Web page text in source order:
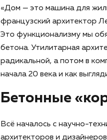
«Дом — это машина для
французский архитектор
Это функционализму мы
бетона. Утилитарная
радикальной, а потом в
начала 20 века и как
Бетонные
Всё началось с научно-
архитекторов и